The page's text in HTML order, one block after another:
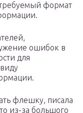
формат
ошибок в
для
флешку, писала
из-за большого